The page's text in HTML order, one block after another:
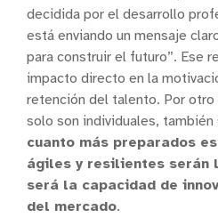
decidida por el desarrollo
está enviando un mensaje
para construir el futuro”. Ese
impacto directo en la
retención del talento. Por
solo son individuales, también
cuanto más preparados
ágiles y resilientes serán
será la capacidad de
del mercado.